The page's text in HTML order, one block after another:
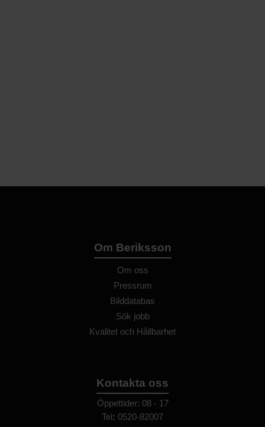
Om Beriksson
Om oss
Pressrum
Bilddatabas
Sök jobb
Kvalitet och Hållbarhet
Kontakta oss
Öppettider: 08 - 17
Tel : 0520-82007